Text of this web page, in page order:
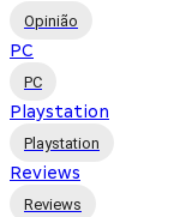
Opinião
PC
PC
Playstation
Playstation
Reviews
Reviews